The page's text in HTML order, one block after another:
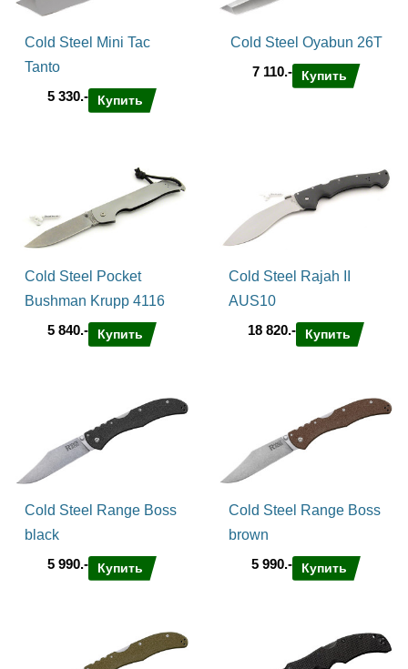
Cold Steel Mini Tac
Tanto
5 330.-
Купить
Cold Steel Oyabun 26T
7 110.-
Купить
Cold Steel Pocket
Bushman Krupp 4116
5 840.-
Купить
Cold Steel Rajah II
AUS10
18 820.-
Купить
Cold Steel Range Boss
black
5 990.-
Купить
Cold Steel Range Boss
brown
5 990.-
Купить